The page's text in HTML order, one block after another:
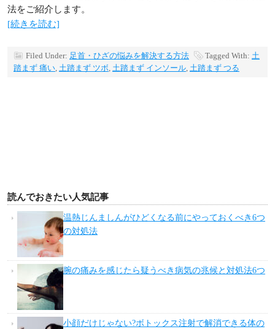
法をご紹介します。
[続きを読む]
Filed Under: 足首・ひざの悩みを解決する方法 Tagged With: 土
踏まず 痛い 土踏まず ツボ 土踏まず インソール 土踏まず つる
読んでおきたい人気記事
温熱じんましんがひどくなる前にやっておくべき6つ
の対処法
腕の痛みを感じたら疑うべき病気の兆候と対処法6つ
小顔だけじゃない?ボトックス注射で解消できる体の